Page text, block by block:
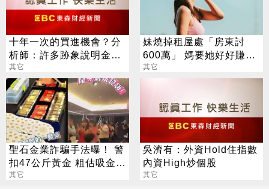
十年一次的買進機會？分
析師：許多跡象說明金價
接近觸底
其它
妹燒掉租屋處「房東討
600萬」 媽要她好好賺錢
幫賠償 何妤玟拒背鍋
其它
聖石金業詐騙手法曝！ 警
扣47公斤黃金 粗估吸金逾
100億
其它
吳濟有：外資Hold住指數
內資High炒個股
其它